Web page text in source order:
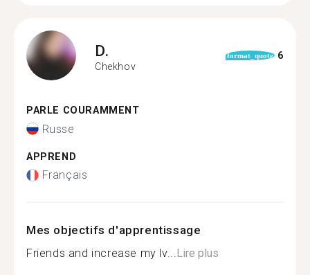
D.
Chekhov
format_quote 6
PARLE COURAMMENT
Russe
APPREND
Français
Mes objectifs d'apprentissage
Friends and increase my lv...Lire plus